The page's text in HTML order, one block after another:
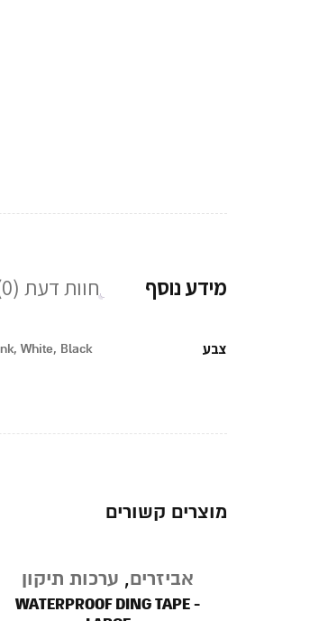
מידע נוסף חוות דעת (0)
צבע White, Black
מוצרים קשורים
נגמר
במלאיאביזרים, ערכות תיקון
WATERPROOF DING TAPE -